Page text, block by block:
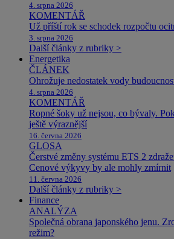
4. srpna 2026
KOMENTÁŘ
Už příští rok se schodek rozpočtu
3. srpna 2026
Další články z rubriky >
Energetika
ČLÁNEK
Ohrožuje nedostatek vody
4. srpna 2026
KOMENTÁŘ
Ropné šoky už nejsou, co bývaly.
ještě výraznější
16. června 2026
GLOSA
Čerstvé změny systému ETS 2
Cenové výkyvy by ale mohly zmírnit
11. června 2026
Další články z rubriky >
Finance
ANALÝZA
Společná obrana japonského jenu.
režim?